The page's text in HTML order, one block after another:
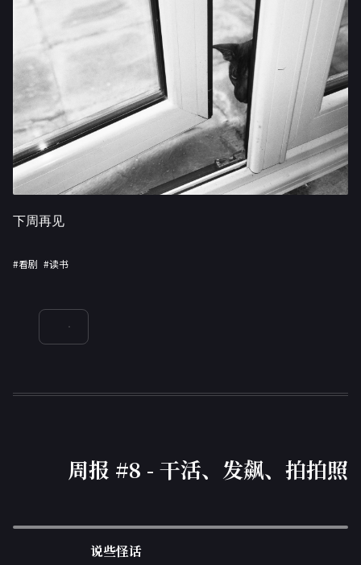
下周再见
#看剧 #读书
周报 #8 - 干活、发飙、拍拍照
说些怪话